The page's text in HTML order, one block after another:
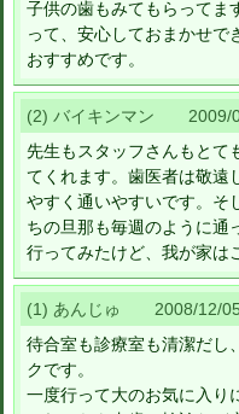
子供の歯もみてもらってま
って、安心しておまかせで
おすすめです。
(2) バイキンマン 2009/
先生もスタッフさんもとて
てくれます。歯医者は敬遠
やすく通いやすいです。そ
ちの旦那も毎週のように
行ってみたけど、我が家は
(1) あんじゅ 2008/12/
待合室も診療室も清潔だし
クです。
一度行って大のお気に入り